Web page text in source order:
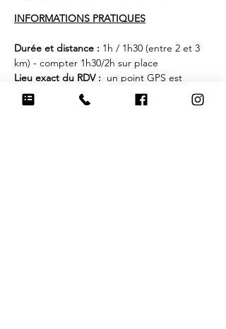
INFORMATIONS PRATIQUES
Durée et distance : 1h / 1h30 (entre 2 et 3
km) - compter 1h30/2h sur place
Lieu exact du RDV : un point GPS est
envoyé dans l'email de confirmation
d'inscription